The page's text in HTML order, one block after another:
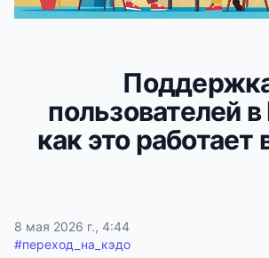
пользователей
как это работает
8 мая 2026 г., 4:44
#переход_на_кэдо